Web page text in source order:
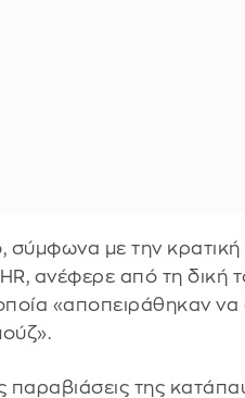
σύμφωνα με την
ανέφερε από τη δική
«αποπειράθηκαν να
παραβιάσεις της